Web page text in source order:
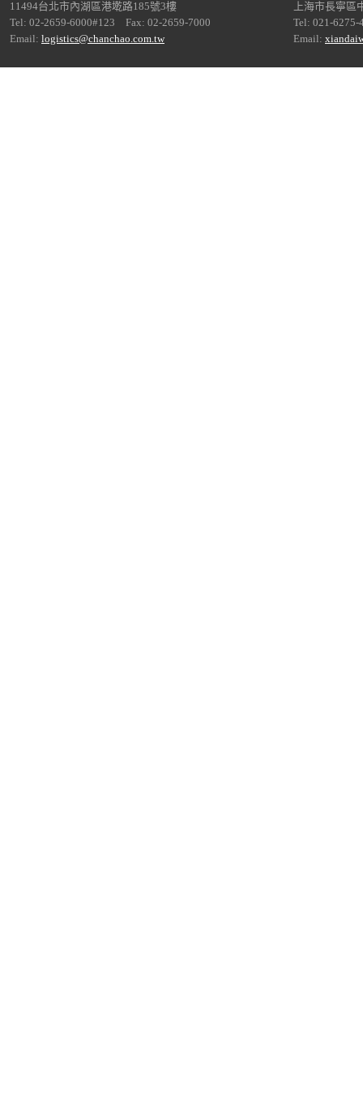
11494台北市內湖區港墘路185號3樓
Tel: 02-2659-6000#123 Fax: 02-2659-7000
Email: logistics@chanchao.com.tw
上海市長寧區
Tel: 021-6275-
Email: